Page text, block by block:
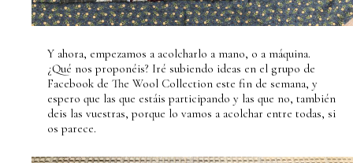
Y ahora, empezamos a acolcharlo a mano, o a máquina.
¿Qué nos proponéis? Iré subiendo ideas en el grupo de
Facebook de The Wool Collection este fin de semana, y
espero que las que estáis participando y las que no, también
deis las vuestras, porque lo vamos a acolchar entre todas, si
os parece.